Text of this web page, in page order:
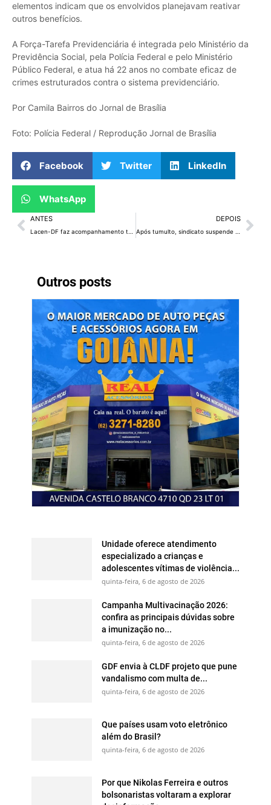
Outros posts
Unidade oferece atendimento
especializado a crianças e
adolescentes vítimas de violência...
quinta-feira, 6 de agosto de 2026
Campanha Multivacinação 2026:
confira as principais dúvidas sobre
a imunização no...
quinta-feira, 6 de agosto de 2026
GDF envia à CLDF projeto que pune
vandalismo com multa de...
quinta-feira, 6 de agosto de 2026
Que países usam voto eletrônico
além do Brasil?
quinta-feira, 6 de agosto de 2026
Por que Nikolas Ferreira e outros
bolsonaristas voltaram a explorar
elementos indicam que os envolvidos planejavam reativar
outros benefícios.
A Força-Tarefa Previdenciária é integrada pelo Ministério da
Previdência Social, pela Polícia Federal e pelo Ministério
Público Federal, e atua há 22 anos no combate eficaz de
crimes estruturados contra o sistema previdenciário.
Por Camila Bairros do Jornal de Brasília
Foto: Polícia Federal / Reprodução Jornal de Brasília
Facebook Twitter LinkedIn
WhatsApp
ANTES DEPOIS